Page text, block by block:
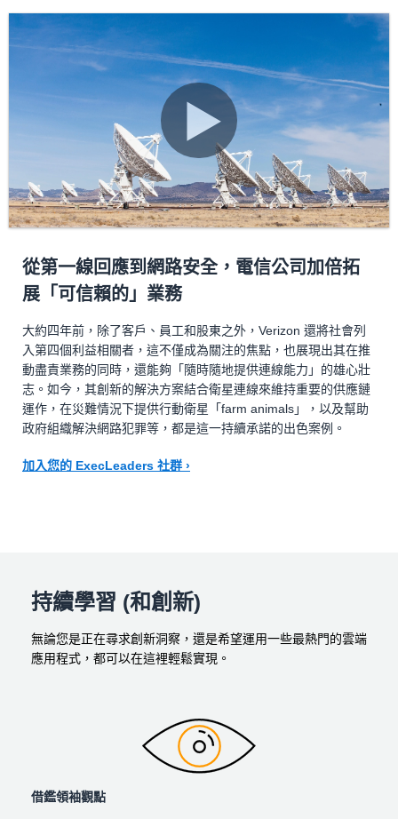
從第一線回應到網路安全，電信公司加倍拓
展「可信賴的」業務
大約四年前，除了客戶、員工和股東之外，Verizon 還將社會列
入第四個利益相關者，這不僅成為關注的焦點，也展現出其在推
動盡責業務的同時，還能夠「隨時隨地提供連線能力」的雄心壯
志。如今，其創新的解決方案結合衛星連線來維持重要的供應鏈
運作，在災難情況下提供行動衛星「farm animals」，以及幫助
政府組織解決網路犯罪等，都是這一持續承諾的出色案例。
加入您的 ExecLeaders 社群 ›
持續學習 (和創新)
無論您是正在尋求創新洞察，還是希望運用一些最熱門的雲端
應用程式，都可以在這裡輕鬆實現。
借鑑領袖觀點